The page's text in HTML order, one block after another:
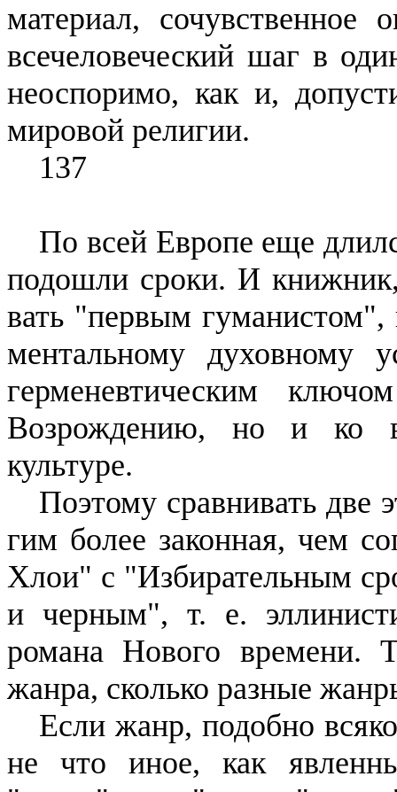
материал,
всечеловеческий шаг в
неоспоримо, как и,
мировой религии.
137
По всей Европе еще
подошли сроки. И
вать "первым
ментальному духовному
герме­невтическим
Возрожде­нию, но и ко
культуре.
Поэтому сравнивать две
гим более законная, чем
Хлои" с "Избирательным
и черным", т. е.
романа Нового времени.
жанра, сколь­ко разные
Если жанр, подобно
не что иное, как